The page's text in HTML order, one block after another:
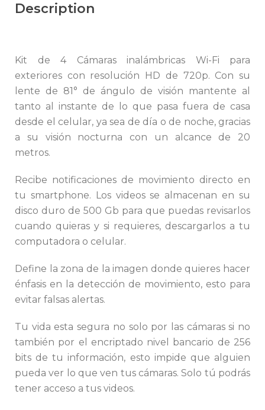
Description
Kit de 4 Cámaras inalámbricas Wi-Fi para
exteriores con resolución HD de 720p. Con su
lente de 81° de ángulo de visión mantente al
tanto al instante de lo que pasa fuera de casa
desde el celular, ya sea de día o de noche, gracias
a su visión nocturna con un alcance de 20
metros.
Recibe notificaciones de movimiento directo en
tu smartphone. Los videos se almacenan en su
disco duro de 500 Gb para que puedas revisarlos
cuando quieras y si requieres, descargarlos a tu
computadora o celular.
Define la zona de la imagen donde quieres hacer
énfasis en la detección de movimiento, esto para
evitar falsas alertas.
Tu vida esta segura no solo por las cámaras si no
también por el encriptado nivel bancario de 256
bits de tu información, esto impide que alguien
pueda ver lo que ven tus cámaras. Solo tú podrás
tener acceso a tus videos.